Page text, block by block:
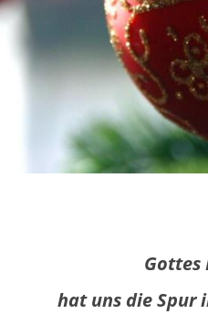
Gottes
hat uns die Spur